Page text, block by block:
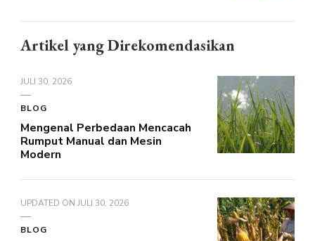
Artikel yang Direkomendasikan
JULI 30, 2026
BLOG
Mengenal Perbedaan Mencacah
Rumput Manual dan Mesin
Modern
UPDATED ON JULI 30, 2026
BLOG